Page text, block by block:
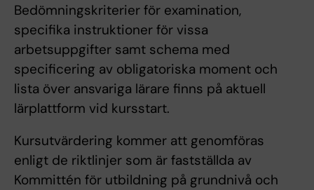
Bedömningskriterier för examination,
specifika instruktioner för vissa
arbetsuppgifter samt schema med
specificering av obligatoriska moment och
lista över ansvariga lärare finns på aktuell
lärplattform vid kursstart.
Kursutvärdering kommer att genomföras
enligt de riktlinjer som är fastställda av
Kommittén för utbildning på grundnivå och